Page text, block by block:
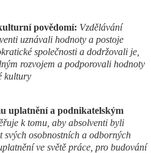
povědomí: Vzdělávání
uznávali hodnoty a postoje
společnosti a dodržovali je,
rozvojem a podporovali hodnoty
kultury
uplatnění a podnikatelským
k tomu, aby absolventi byli
svých osobnostních a odborných
ve světě práce, pro budování